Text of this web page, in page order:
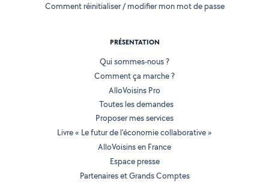
Comment réinitialiser / modifier mon mot de passe
PRÉSENTATION
Qui sommes-nous ?
Comment ça marche ?
AlloVoisins Pro
Toutes les demandes
Proposer mes services
Livre « Le futur de l'économie collaborative »
AlloVoisins en France
Espace presse
Partenaires et Grands Comptes